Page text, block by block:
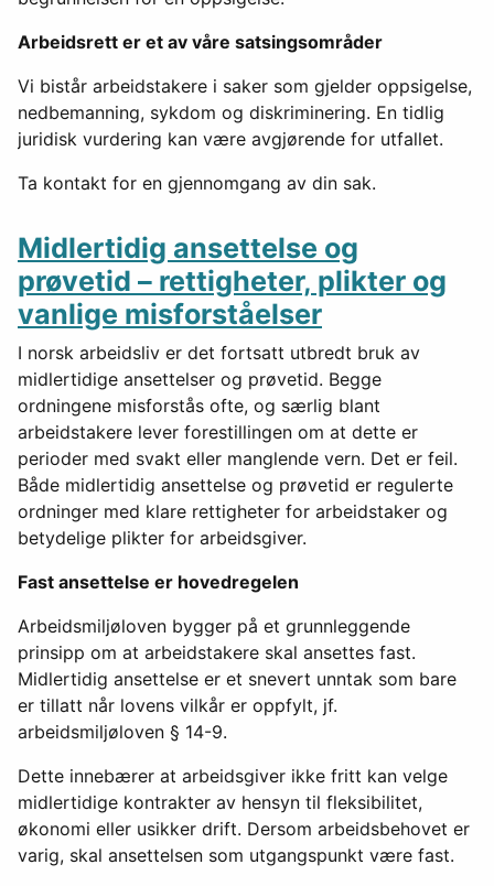
Arbeidsrett er et av våre satsingsområder
Vi bistår arbeidstakere i saker som gjelder oppsigelse,
nedbemanning, sykdom og diskriminering. En tidlig
juridisk vurdering kan være avgjørende for utfallet.
Ta kontakt for en gjennomgang av din sak.
Midlertidig ansettelse og
prøvetid – rettigheter, plikter og
vanlige misforståelser
I norsk arbeidsliv er det fortsatt utbredt bruk av
midlertidige ansettelser og prøvetid. Begge
ordningene misforstås ofte, og særlig blant
arbeidstakere lever forestillingen om at dette er
perioder med svakt eller manglende vern. Det er feil.
Både midlertidig ansettelse og prøvetid er regulerte
ordninger med klare rettigheter for arbeidstaker og
betydelige plikter for arbeidsgiver.
Fast ansettelse er hovedregelen
Arbeidsmiljøloven bygger på et grunnleggende
prinsipp om at arbeidstakere skal ansettes fast.
Midlertidig ansettelse er et snevert unntak som bare
er tillatt når lovens vilkår er oppfylt, jf.
arbeidsmiljøloven § 14-9.
Dette innebærer at arbeidsgiver ikke fritt kan velge
midlertidige kontrakter av hensyn til fleksibilitet,
økonomi eller usikker drift. Dersom arbeidsbehovet er
varig, skal ansettelsen som utgangspunkt være fast.